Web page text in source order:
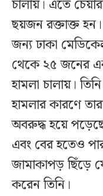
চালায়। এতে
ছয়জন রক্তাক্ত
জন্য ঢাকা
থেকে ২৫ জনের
হামলা চালায়।
হামলার কারণে
অবরুদ্ধ হয়ে
এবং বের হতেও
জামাকাপড় ছিঁড়ে
করেন তিনি।